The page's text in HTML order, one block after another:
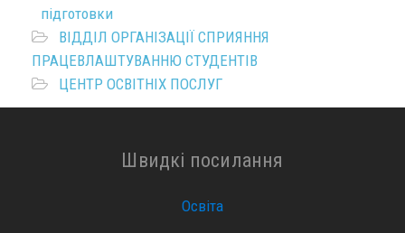
підготовки
ВІДДІЛ ОРГАНІЗАЦІЇ СПРИЯННЯ
ПРАЦЕВЛАШТУВАННЮ СТУДЕНТІВ
ЦЕНТР ОСВІТНІХ ПОСЛУГ
Швидкі посилання
Освіта